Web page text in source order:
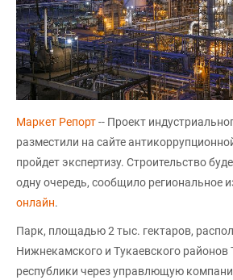
Маркет Репорт-- Проект
разместили на сайте
пройдет экспертизу. Строительство
одну очередь, сообщило региональное
онлайн.
Парк, площадью 2 тыс. гектаров,
Нижнекамского и Тукаевского районов
республики через управлющую